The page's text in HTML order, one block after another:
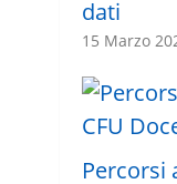
dati
15 Marzo
Percorsi